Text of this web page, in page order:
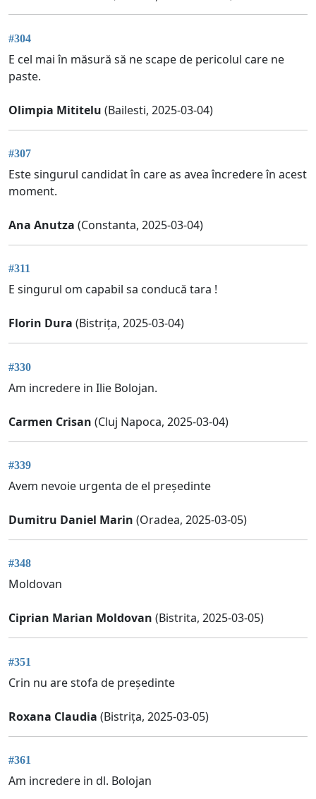
#304
E cel mai în măsură să ne scape de pericolul care ne
paste.
Olimpia Mititelu (Bailesti, 2025-03-04)
#307
Este singurul candidat în care as avea încredere în acest
moment.
Ana Anutza (Constanta, 2025-03-04)
#311
E singurul om capabil sa conducă tara !
Florin Dura (Bistrița, 2025-03-04)
#330
Am incredere in Ilie Bolojan.
Carmen Crisan (Cluj Napoca, 2025-03-04)
#339
Avem nevoie urgenta de el președinte
Dumitru Daniel Marin (Oradea, 2025-03-05)
#348
Moldovan
Ciprian Marian Moldovan (Bistrita, 2025-03-05)
#351
Crin nu are stofa de președinte
Roxana Claudia (Bistrița, 2025-03-05)
#361
Am incredere in dl. Bolojan